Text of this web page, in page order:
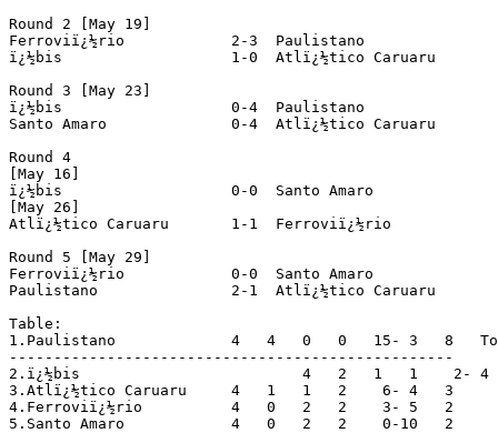
Round 2 [May 19]
Ferroviï¿½rio		 2-3  Paulistano		(prel. Amï¿½rica x Nï¿½utico)
ï¿½bis			 1-0  Atlï¿½tico Caruaru		(prel. Santa Cruz x Central)
Round 3 [May 23]
ï¿½bis			 0-4  Paulistano		(prel. Santa Cruz x Sport)
Santo Amaro		 0-4  Atlï¿½tico Caruaru		(prel. Nï¿½utico x Central)
Round 4
[May 16]
ï¿½bis			 0-0  Santo Amaro		(prel. Santa Cruz x Amï¿½rica)
[May 26]
Atlï¿½tico Caruaru	 1-1  Ferroviï¿½rio
Round 5 [May 29]
Ferroviï¿½rio		 0-0  Santo Amaro		(prel. Nï¿½utico x Santa Cruz)
Paulistano		 2-1  Atlï¿½tico Caruaru		(prel. Sport x Amï¿½rica)
Table:
1.Paulistano		 4   4   0   0   15- 3   8   To group A
--------------------------------------------------
2.ï¿½bis			 4   2   1   1    2- 4   5
3.Atlï¿½tico Caruaru	 4   1   1   2    6- 4   3
4.Ferroviï¿½rio		 4   0   2   2    3- 5   2
5.Santo Amaro		 4   0   2   2    0-10   2